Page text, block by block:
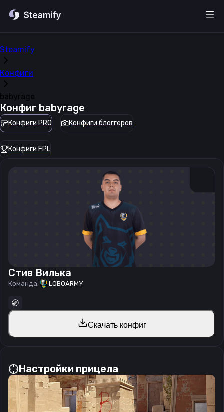
Steamify
Конфиги
babyrage
Конфиг babyrage
Конфиги PRO Конфиги блоггеров
Конфиги FPL
Стив Вилька
Команда: LOBOARMY
Скачать конфиг
Настройки прицела